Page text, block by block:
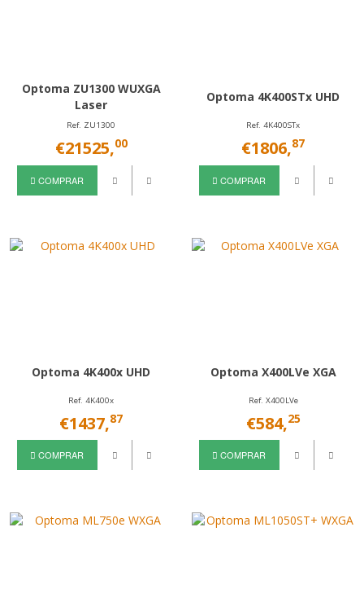
Optoma ZU1300 WUXGA
Laser
Ref. ZU1300
€21525,00
COMPRAR
Optoma 4K400STx UHD
Ref. 4K400STx
€1806,87
COMPRAR
Optoma 4K400x UHD
Ref. 4K400x
€1437,87
COMPRAR
Optoma X400LVe XGA
Ref. X400LVe
€584,25
COMPRAR